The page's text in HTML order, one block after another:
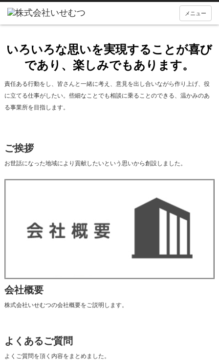
メニュー
いろいろな思いを実現することが喜び
であり、楽しみでもあります。
責任ある行動をし、皆さんと一緒に考え、意見を出し合いながら作り上げ、役
に立てる仕事がしたい。些細なことでも相談に乗ることのできる、温かみのあ
る事業所を目指します。
ご挨拶
お世話になった地域により貢献したいという思いから創設しました。
会社概要
株式会社いせむつの会社概要をご説明します。
よくあるご質問
よくご質問を頂く内容をまとめました。